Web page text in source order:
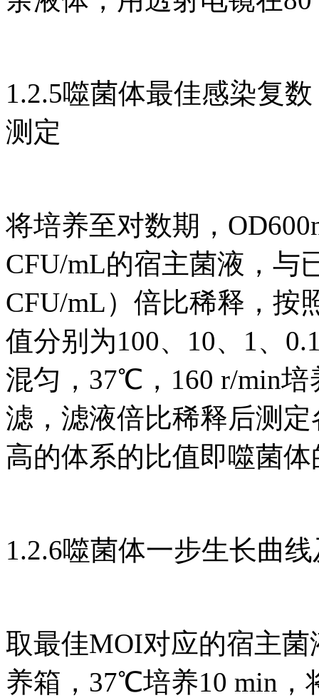
1.2.5噬菌体最佳感染复
测定
将培养至对数期，
CFU/mL的宿主菌液，与
CFU/mL）倍比稀释，按
值分别为100、10、1、
混匀，37℃，160 r/min培
滤，滤液倍比稀释后测
高的体系的比值即噬菌
1.2.6噬菌体一步生长曲
取最佳MOI对应的宿主
养箱，37℃培养10 min，